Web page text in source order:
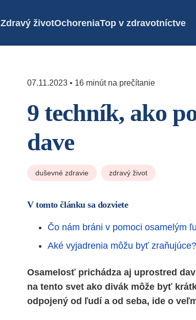
Zdravý životOchoreniaTop v zdravotníctve
07.11.2023 • 16 minút na prečítanie
9 techník, ako
dave
duševné zdravie zdravý život
V tomto článku sa dozviete
Čo nám bráni v pomoci osamelým
Aké vyjadrenia môžu byť zraňujúce?
Osamelosť prichádza aj uprostred
na tento svet ako divák môže byť
odpojený od ľudí a od seba, ide o